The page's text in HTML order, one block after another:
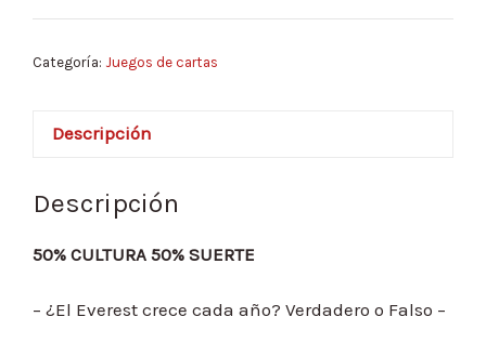
cantidad
Categoría: Juegos de cartas
Descripción
Descripción
50% CULTURA 50% SUERTE
– ¿El Everest crece cada año? Verdadero o Falso –